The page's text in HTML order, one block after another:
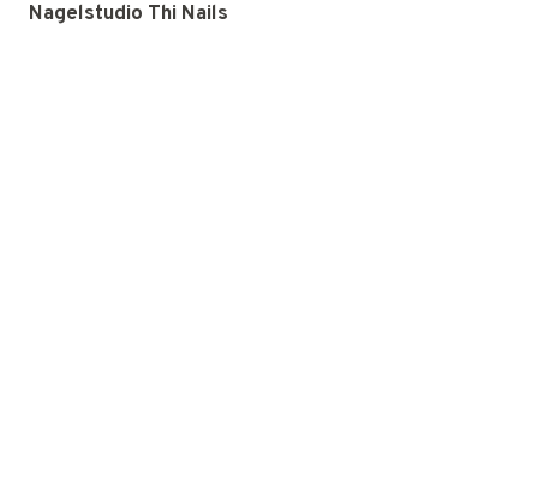
Nagelstudio Thi Nails